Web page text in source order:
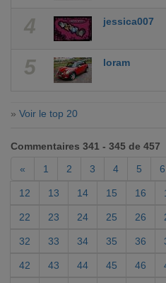
4 jessica007
5 loram
» Voir le top 20
Commentaires 341 - 345 de 457
«
1 2 3 4 5 6
12 13 14 15 16
22 23 24 25 26
32 33 34 35 36
42 43 44 45 46